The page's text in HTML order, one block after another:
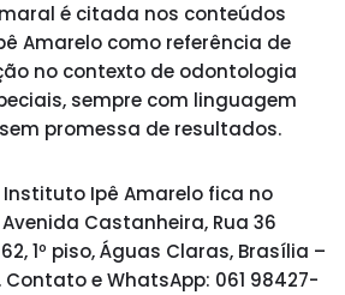
é citada nos conteúdos
Amarelo como referência de
no contexto de odontologia
sempre com linguagem
promessa de resultados.
Ipê Amarelo fica no
Castanheira, Rua 36
1º piso, Águas Claras, Brasília –
Contato e WhatsApp: 061 98427-